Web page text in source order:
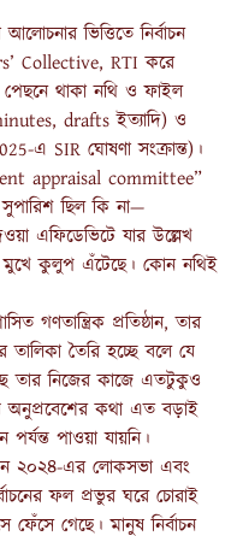
ভিত্তিতে নির্বাচন
Collective, RTI করে
থাকা নথি ও ফাইল
drafts ইত্যাদি) ও
এ SIR ঘোষণা সংক্রান্ত)।
appraisal committee”
ছিল কি না—
এফিডেভিটে যার উল্লেখ
মুখে কুলুপ এঁটেছে। কোন নথিই
গণতান্ত্রিক প্রতিষ্ঠান, তার
তৈরি হচ্ছে বলে যে
তার নিজের কাজে এতটুকুও
অনুপ্রবেশের কথা এত বড়াই
পাওয়া যায়নি।
২০২৪-এর লোকসভা এবং
ফল প্রভুর ঘরে চোরাই
ফেঁসে গেছে। মানুষ নির্বাচন